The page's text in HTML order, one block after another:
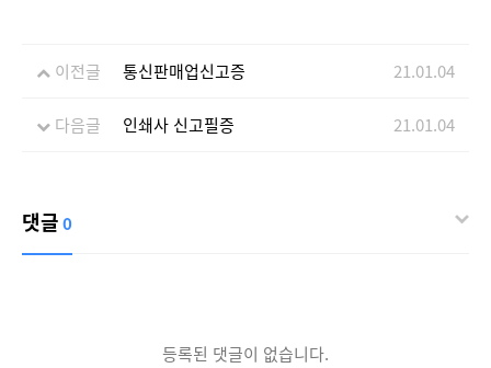
이전글 통신판매업신고증 21.01.04
다음글 인쇄사 신고필증 21.01.04
댓글0
등록된 댓글이 없습니다.